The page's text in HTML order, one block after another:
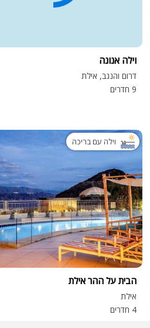
וילה אנונה
דרום והנגב, אילת
9 חדרים
וילה עם בריכה
הבית על ההר אילת
אילת
4 חדרים